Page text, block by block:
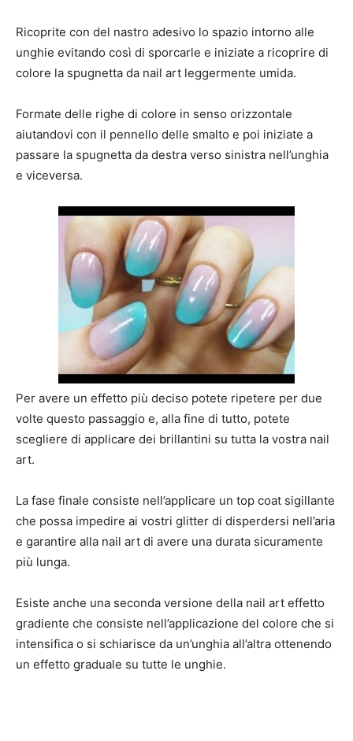
Ricoprite con del nastro adesivo lo spazio intorno alle
unghie evitando così di sporcarle e iniziate a ricoprire di
colore la spugnetta da nail art leggermente umida.
Formate delle righe di colore in senso orizzontale
aiutandovi con il pennello delle smalto e poi iniziate a
passare la spugnetta da destra verso sinistra nell’unghia
e viceversa.
Per avere un effetto più deciso potete ripetere per due
volte questo passaggio e, alla fine di tutto, potete
scegliere di applicare dei brillantini su tutta la vostra nail
art.
La fase finale consiste nell’applicare un top coat sigillante
che possa impedire ai vostri glitter di disperdersi nell’aria
e garantire alla nail art di avere una durata sicuramente
più lunga.
Esiste anche una seconda versione della nail art effetto
gradiente che consiste nell’applicazione del colore che si
intensifica o si schiarisce da un’unghia all’altra ottenendo
un effetto graduale su tutte le unghie.